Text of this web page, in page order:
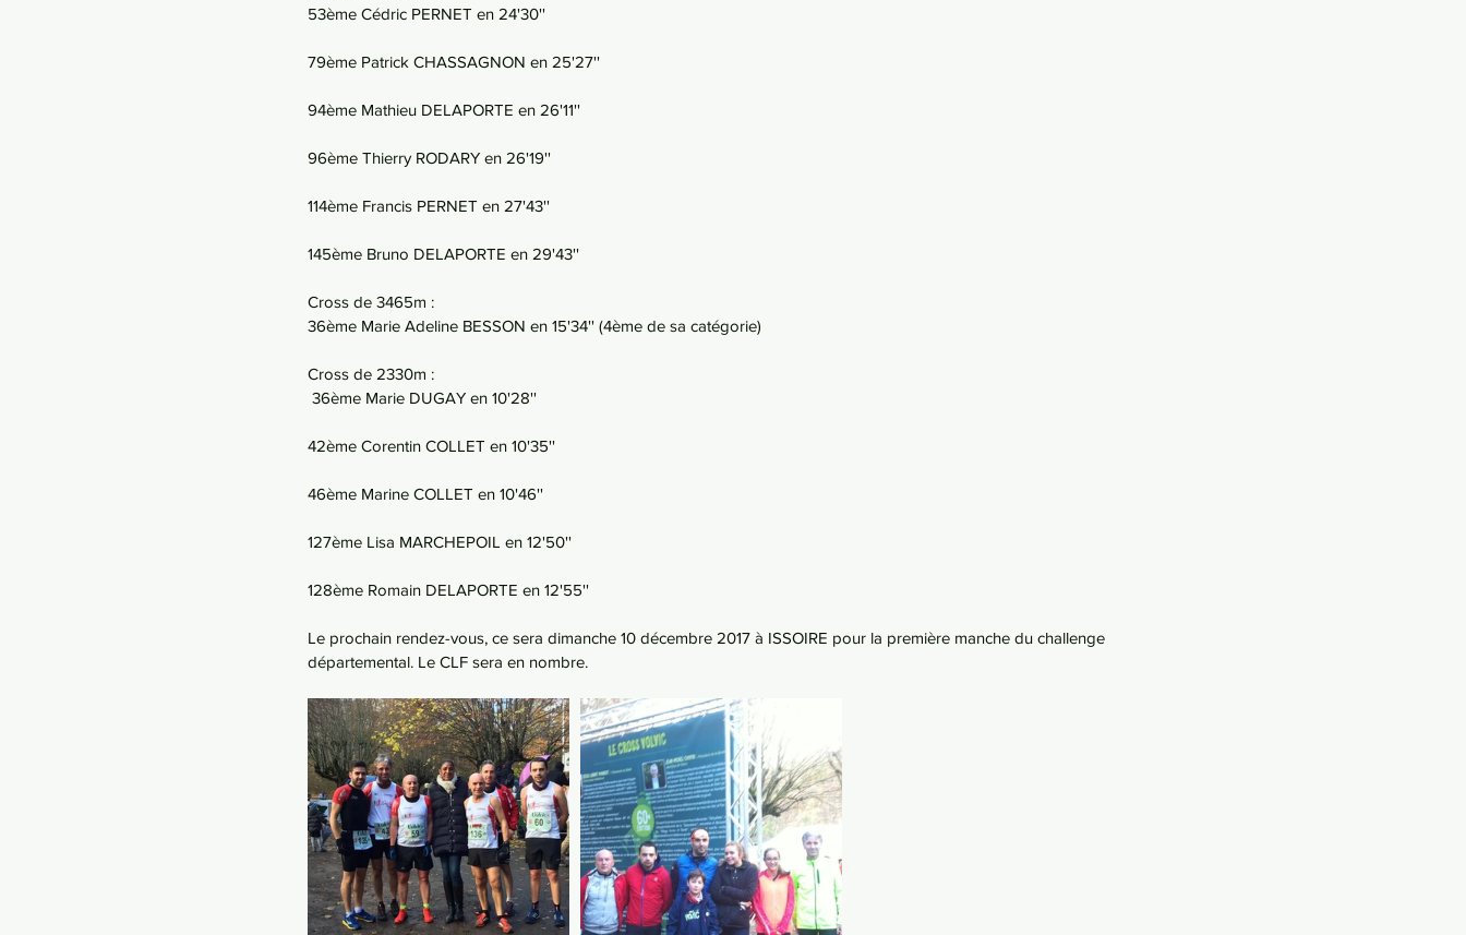
53ème Cédric PERNET en 24'30''
79ème Patrick CHASSAGNON en 25'27''
94ème Mathieu DELAPORTE en 26'11''
96ème Thierry RODARY en 26'19''
114ème Francis PERNET en 27'43''
145ème Bruno DELAPORTE en 29'43''
Cross de 3465m :
36ème Marie Adeline BESSON en 15'34'' (4ème de sa catégorie)
Cross de 2330m :
36ème Marie DUGAY en 10'28''
42ème Corentin COLLET en 10'35''
46ème Marine COLLET en 10'46''
127ème Lisa MARCHEPOIL en 12'50''
128ème Romain DELAPORTE en 12'55''
Le prochain rendez-vous, ce sera dimanche 10 décembre 2017 à ISSOIRE pour la première manche du challenge
départemental. Le CLF sera en nombre.